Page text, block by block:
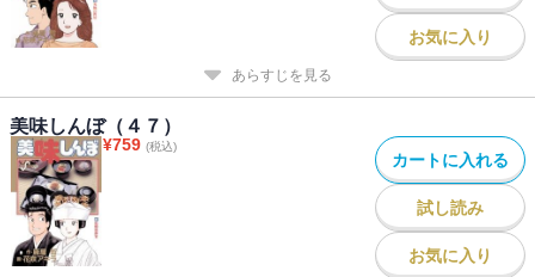
お気に入り
あらすじを見る
美味しんぼ（４７）
¥759 (税込)
カートに入れる
試し読み
お気に入り